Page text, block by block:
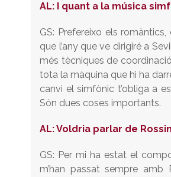
AL: I quant a la música
GS: Prefereixo els
que l’any que ve dirigiré a
més tècniques de
tota la màquina que hi ha
canvi el simfònic t’obliga a
Són dues coses importants.
AL:Voldria parlar de
GS: Per mi ha estat el
m’han passat sempre